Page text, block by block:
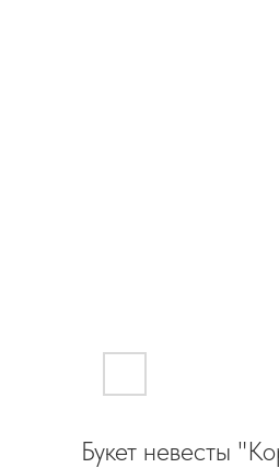
Букет невесты